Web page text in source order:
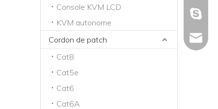
Console KVM LCD
KVM autonome
Cordon de patch
Cat8
Cat5e
Cat6
Cat6A